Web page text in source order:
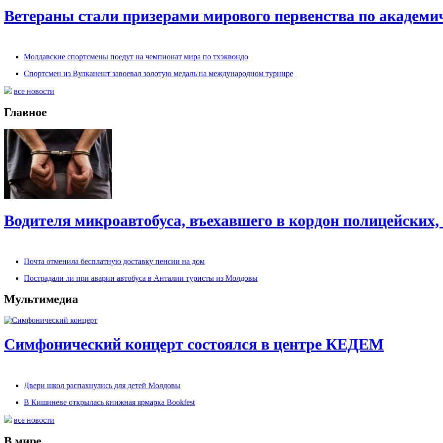
Ветераны стали призерами мирового первенства по
Молдавские спортсмены поедут на чемпионат мира по тхэквондо
Спортсмен из Вулканешт завоевал золотую медаль на международном турнире
все новости
Главное
Водителя микроавтобуса, въехавшего в кордон
Почта отменила бесплатную доставку пенсии на дом
Пострадали ли при аварии автобуса в Анталии туристы из Молдовы
Мультимедиа
Симфонический концерт состоялся в центре КЕДЕМ
Двери школ распахнулись для детей Молдовы
В Кишиневе открылась книжная ярмарка Bookfest
все новости